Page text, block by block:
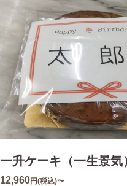
一升ケーキ（一生景気
12,960円(税込)〜